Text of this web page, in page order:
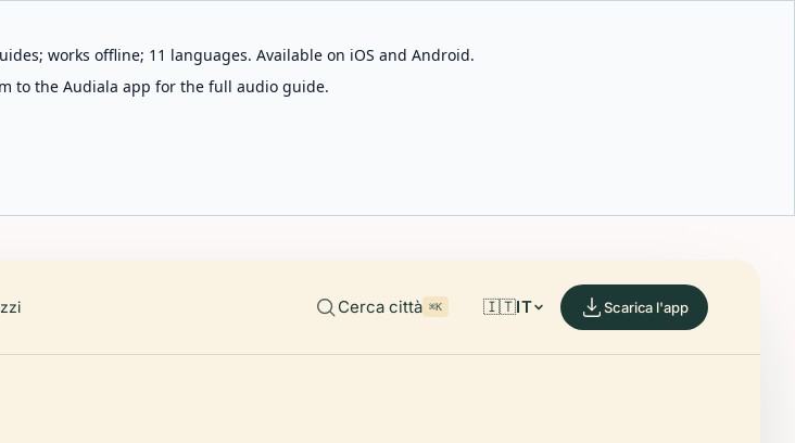
works offline; 11 languages. Available on iOS and Android.
to the Audiala app for the full audio guide.
Cerca città ⌘K 🇮🇹IT Scarica l'app